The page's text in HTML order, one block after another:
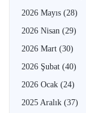
2026 Mayıs (28)
2026 Nisan (29)
2026 Mart (30)
2026 Şubat (40)
2026 Ocak (24)
2025 Aralık (37)